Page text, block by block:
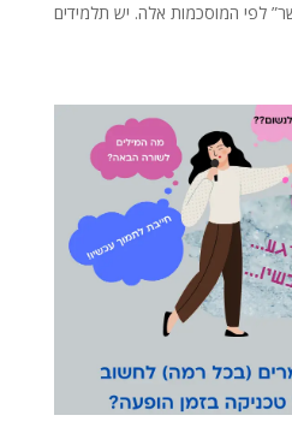
לפי המוסכמות אלה. יש תלמידים